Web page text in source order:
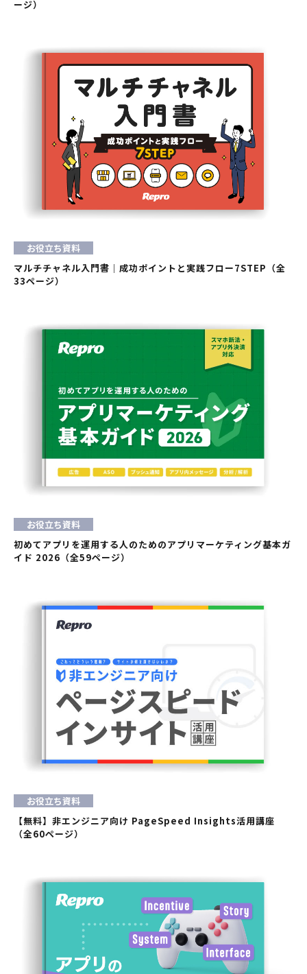
ージ）
お役立ち資料
マルチチャネル入門書｜成功ポイントと実践フロー7STEP（全
33ページ）
お役立ち資料
初めてアプリを運用する人のためのアプリマーケティング基本ガ
イド 2026（全59ページ）
お役立ち資料
【無料】非エンジニア向け PageSpeed Insights活用講座
（全60ページ）